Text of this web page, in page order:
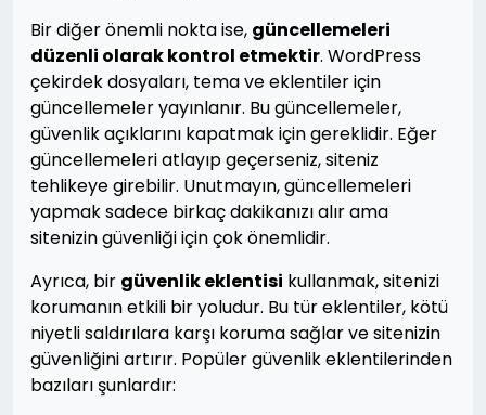
Bir diğer önemli nokta ise, güncellemeleri
düzenli olarak kontrol etmektir. WordPress
çekirdek dosyaları, tema ve eklentiler için
güncellemeler yayınlanır. Bu güncellemeler,
güvenlik açıklarını kapatmak için gereklidir. Eğer
güncellemeleri atlayıp geçerseniz, siteniz
tehlikeye girebilir. Unutmayın, güncellemeleri
yapmak sadece birkaç dakikanızı alır ama
sitenizin güvenliği için çok önemlidir.
Ayrıca, bir güvenlik eklentisi kullanmak, sitenizi
korumanın etkili bir yoludur. Bu tür eklentiler, kötü
niyetli saldırılara karşı koruma sağlar ve sitenizin
güvenliğini artırır. Popüler güvenlik eklentilerinden
bazıları şunlardır: